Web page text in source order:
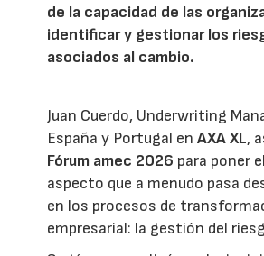
de la capacidad de las
identificar y gestionar los
asociados al cambio.
Juan Cuerdo, Underwriting
España y Portugal enAXA XL,
Fórum amec 2026 para poner
aspecto que a menudo pasa
en los procesos de
empresarial: la gestión del